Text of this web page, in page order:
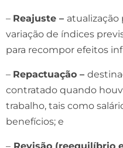
– Reajuste –
variação de índices
para recompor efeitos
– Repactuação –
contratado quando
trabalho, tais como
benefícios; e
– Revisão (reequilíbrio